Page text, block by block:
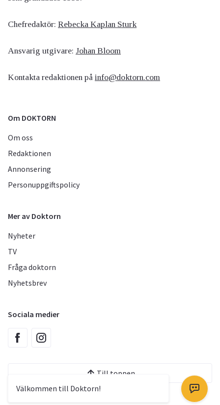
Välkommen till Doktorn!
Chefredaktör: Rebecka Kaplan Sturk
Ansvarig utgivare: Johan Bloom
Kontakta redaktionen på info@doktorn.com
Om DOKTORN
Om oss
Redaktionen
Annonsering
Personuppgiftspolicy
Mer av Doktorn
Nyheter
TV
Fråga doktorn
Nyhetsbrev
Sociala medier
Till toppen